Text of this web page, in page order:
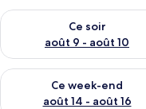
Ce soir
août 9 - août 10
Vérifier la disponibilité
Ce week-end
août 14 - août 16
Vérifier la disponibilité